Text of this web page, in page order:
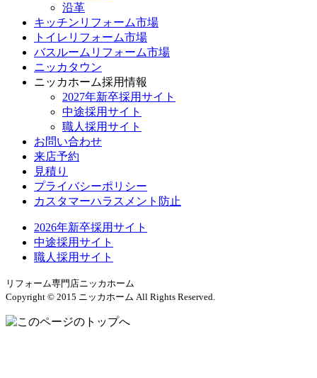
沿革
キッチンリフォーム市場
トイレリフォーム市場
バスルームリフォーム市場
ニッカタウン
ニッカホーム採用情報
2027年新卒採用サイト
中途採用サイト
職人採用サイト
お問い合わせ
来店予約
見積り
プライバシーポリシー
カスタマーハラスメント防止
2026年新卒採用サイト
中途採用サイト
職人採用サイト
リフォーム専門店ニッカホーム
Copyright © 2015 ニッカホーム All Rights Reserved.